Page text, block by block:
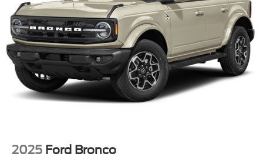
2025 Ford Bronco